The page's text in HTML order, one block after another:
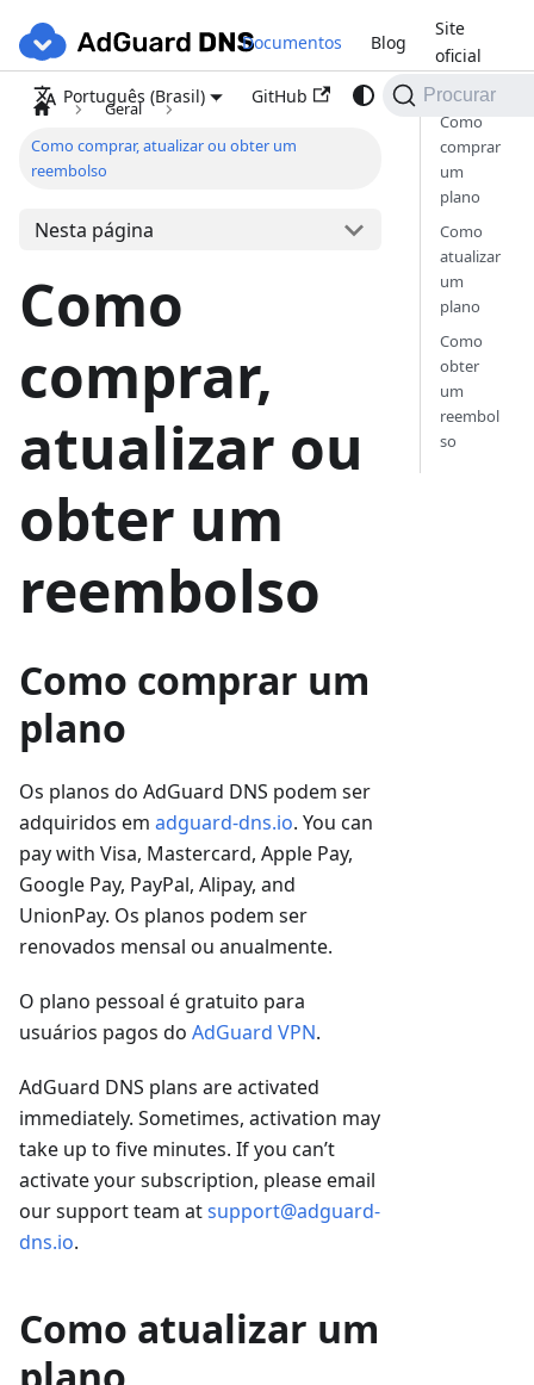
Documentos Blog
Site
oficial
Português (Brasil)
GitHub Procurar
Geral
Como comprar, atualizar ou obter um
reembolso
Nesta página
Como
comprar,
atualizar ou
obter um
reembolso
Como comprar um
plano
Os planos do AdGuard DNS podem ser
adquiridos em adguard-dns.io. You can
pay with Visa, Mastercard, Apple Pay,
Google Pay, PayPal, Alipay, and
UnionPay. Os planos podem ser
renovados mensal ou anualmente.
O plano pessoal é gratuito para
usuários pagos do AdGuard VPN.
AdGuard DNS plans are activated
immediately. Sometimes, activation may
take up to five minutes. If you can’t
activate your subscription, please email
our support team atsupport@adguard-
dns.io.
Como atualizar um
Como
comprar
um
plano
Como
atualizar
um
plano
Como
obter
um
reembol
so